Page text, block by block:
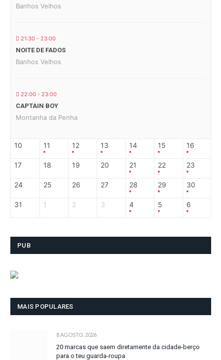
Banhos Velhos
21:30 - 23:00
NOITE DE FADOS
Banhos Velhos
22:00 - 23:00
CAPTAIN BOY
Montanha da Penha
10 11 12 13 14 15 16
17 18 19 20 21 22 23
24 25 26 27 28 29 30
31 1 2 3 4 5 6
PUB
MAIS POPULARES
8 AGOSTO, 2026
20 marcas que saem diretamente da cidade-berço
para o teu guarda-roupa